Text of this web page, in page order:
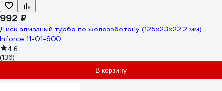
992 ₽
Диск алмазный турбо по железобетону (125х2.3x22.2 мм)
Inforce 11-01-600
4.6
(136)
В корзину